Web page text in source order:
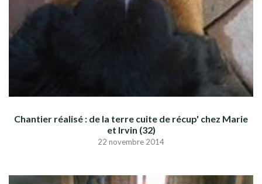
Chantier réalisé : de la terre cuite de récup' chez Marie
et Irvin (32)
22 novembre 2014